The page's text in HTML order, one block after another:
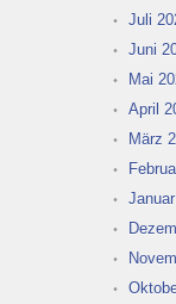
Juli
Juni
Mai
April
März